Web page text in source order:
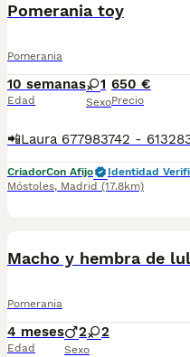
Pomerania toy
Pomerania
10 semanas
Edad
1
Sexo
650 €
Precio
CriadorCon Afijo
Identidad
Móstoles, Madrid (17.8km)
Macho y hembra de
Pomerania
4 meses
Edad
2 2
Sexo